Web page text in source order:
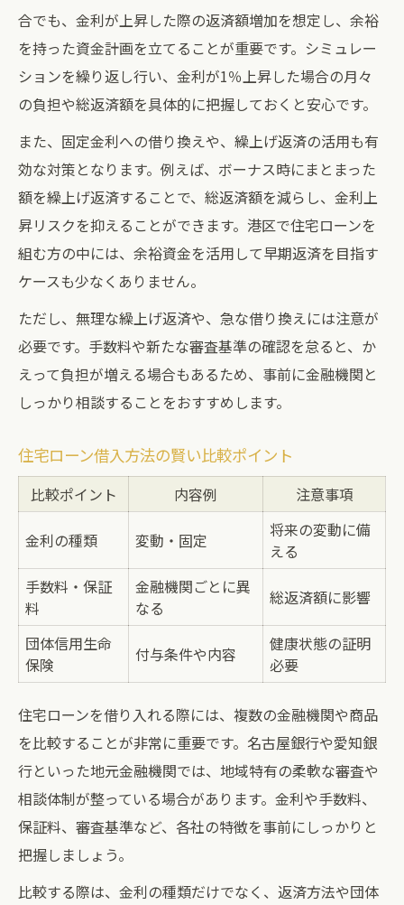
合でも、金利が上昇した際の返済額増加を想定し、余裕
を持った資金計画を立てることが重要です。シミュレー
ションを繰り返し行い、金利が1％上昇した場合の月々
の負担や総返済額を具体的に把握しておくと安心です。
また、固定金利への借り換えや、繰上げ返済の活用も有
効な対策となります。例えば、ボーナス時にまとまった
額を繰上げ返済することで、総返済額を減らし、金利上
昇リスクを抑えることができます。港区で住宅ローンを
組む方の中には、余裕資金を活用して早期返済を目指す
ケースも少なくありません。
ただし、無理な繰上げ返済や、急な借り換えには注意が
必要です。手数料や新たな審査基準の確認を怠ると、か
えって負担が増える場合もあるため、事前に金融機関と
しっかり相談することをおすすめします。
住宅ローン借入方法の賢い比較ポイント
比較ポイント 内容例 注意事項
金利の種類 変動・固定
将来の変動に備
える
手数料・保証
料
金融機関ごとに異
なる
総返済額に影響
団体信用生命
保険
付与条件や内容
健康状態の証明
必要
住宅ローンを借り入れる際には、複数の金融機関や商品
を比較することが非常に重要です。名古屋銀行や愛知銀
行といった地元金融機関では、地域特有の柔軟な審査や
相談体制が整っている場合があります。金利や手数料、
保証料、審査基準など、各社の特徴を事前にしっかりと
把握しましょう。
比較する際は、金利の種類だけでなく、返済方法や団体